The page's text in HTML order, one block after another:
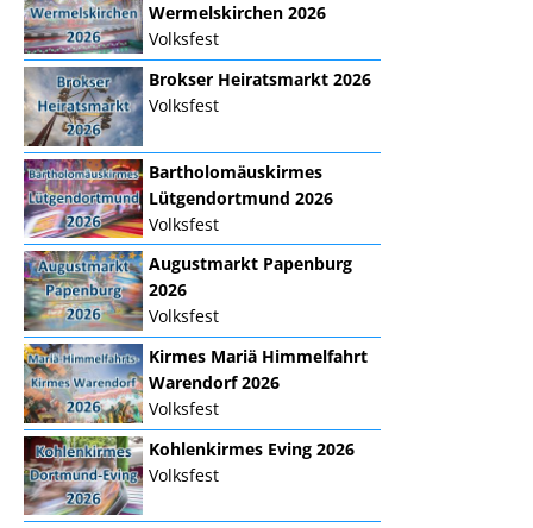
Wermelskirchen 2026
Volksfest
Brokser Heiratsmarkt 2026
Volksfest
Bartholomäuskirmes
Lütgendortmund 2026
Volksfest
Augustmarkt Papenburg
2026
Volksfest
Kirmes Mariä Himmelfahrt
Warendorf 2026
Volksfest
Kohlenkirmes Eving 2026
Volksfest